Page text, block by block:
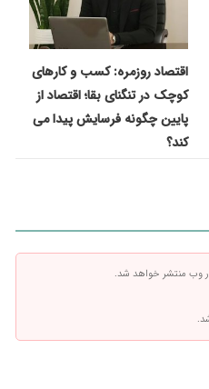
اقتصاد روزمره: کسب‌ و کارهای
کوچک در تنگنای بقا؛ اقتصاد از
پایین چگونه فرسایش پیدا می
کند؟
وب منتشر خواهد شد.